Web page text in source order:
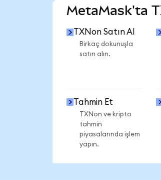
MetaMask'ta
TXNon Satın Al
Birkaç dokunuşla
satın alın.
Tahmin Et
TXNon ve kripto
tahmin
piyasalarında işlem
yapın.